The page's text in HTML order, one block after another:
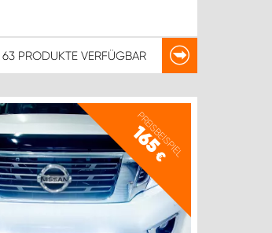
63 PRODUKTEVERFÜGBAR
PREISBEISPIEL
165
€